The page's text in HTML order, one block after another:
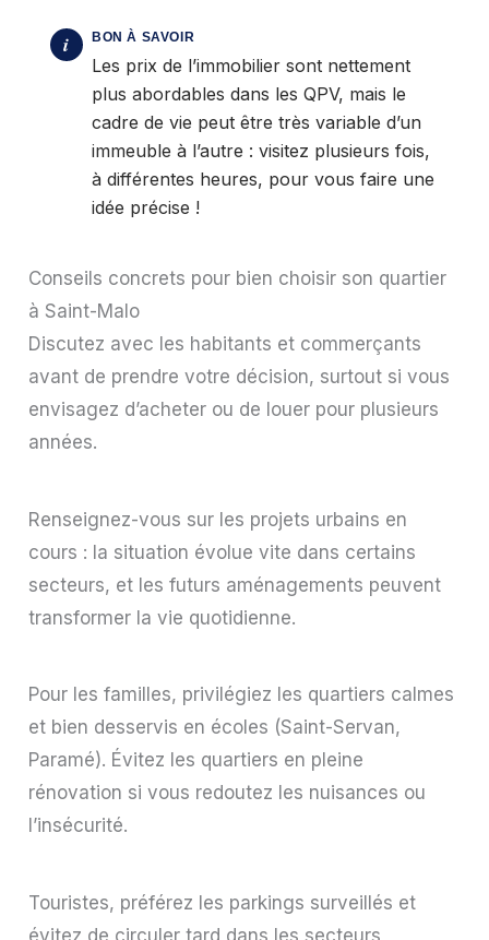
Les prix de l’immobilier sont nettement
plus abordables dans les QPV, mais le
cadre de vie peut être très variable d’un
immeuble à l’autre : visitez plusieurs fois,
à différentes heures, pour vous faire une
idée précise !
Conseils concrets pour bien choisir son quartier
à Saint-Malo
Discutez avec les habitants et commerçants
avant de prendre votre décision, surtout si vous
envisagez d’acheter ou de louer pour plusieurs
années.
Renseignez-vous sur les projets urbains en
cours : la situation évolue vite dans certains
secteurs, et les futurs aménagements peuvent
transformer la vie quotidienne.
Pour les familles, privilégiez les quartiers calmes
et bien desservis en écoles (Saint-Servan,
Paramé). Évitez les quartiers en pleine
rénovation si vous redoutez les nuisances ou
l’insécurité.
Touristes, préférez les parkings surveillés et